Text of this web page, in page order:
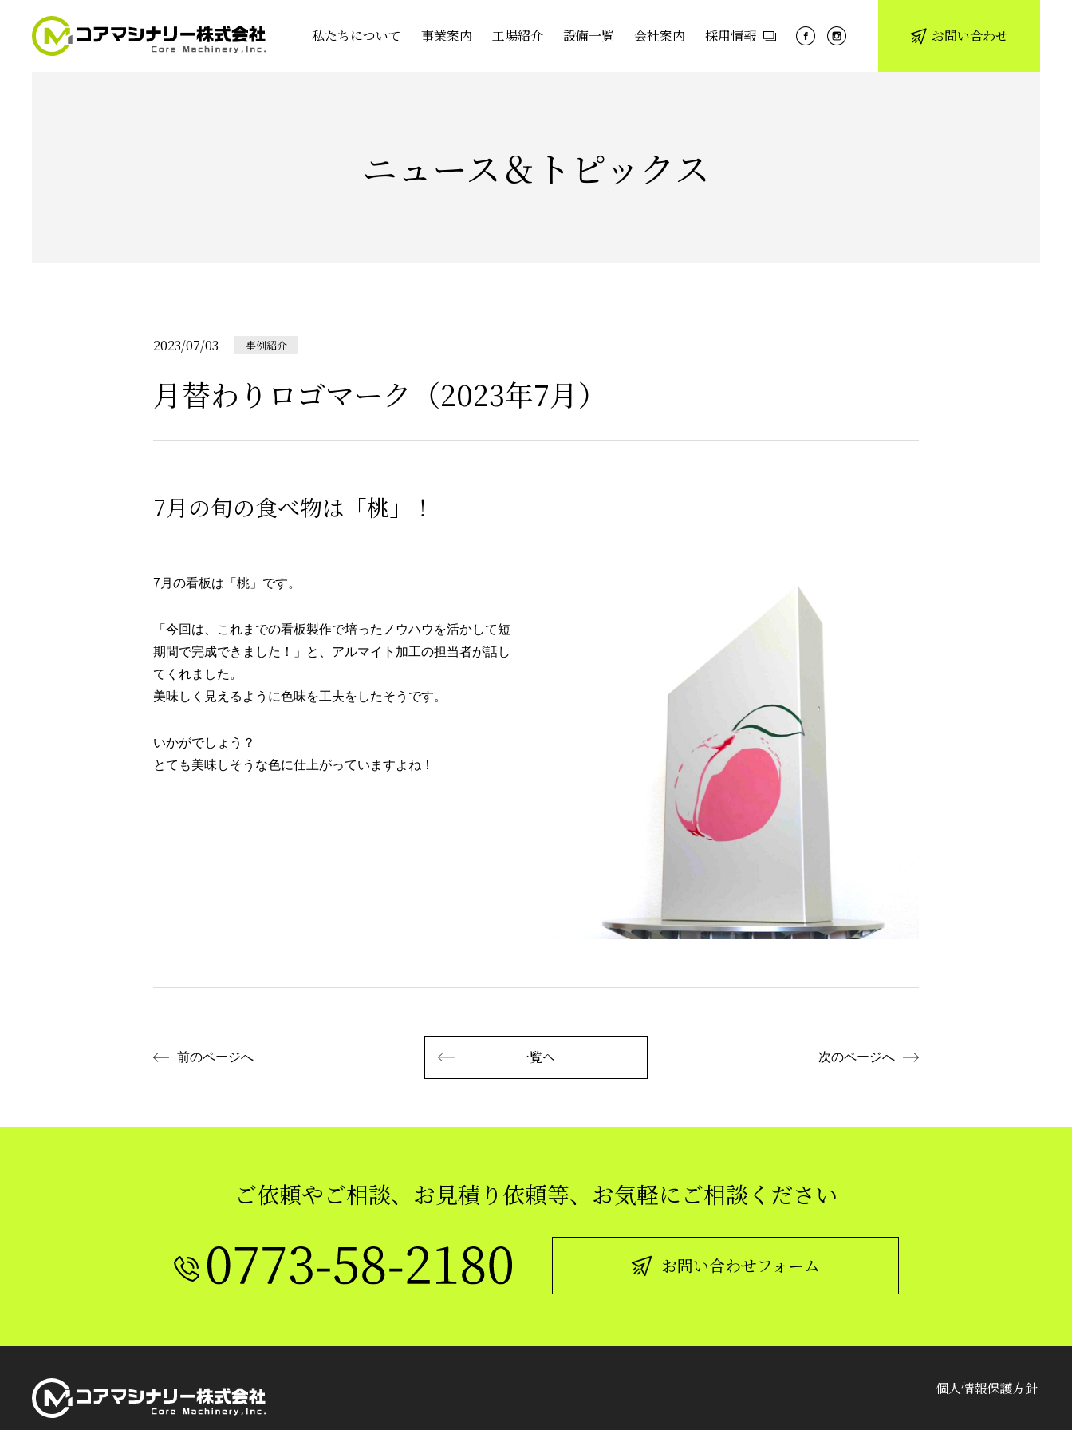
私たちについて 事業案内 工場紹介 設備一覧 会社案内 採用情報 お問い合わせ
ニュース＆トピックス
2023/07/03 事例紹介
月替わりロゴマーク（2023年7月）
7月の旬の食べ物は「桃」！
7月の看板は「桃」です。
「今回は、これまでの看板製作で培ったノウハウを活かして短
期間で完成できました！」と、アルマイト加工の担当者が話し
てくれました。
美味しく見えるように色味を工夫をしたそうです。
いかがでしょう？
とても美味しそうな色に仕上がっていますよね！
前のページへ 一覧へ 次のページへ
ご依頼やご相談、お見積り依頼等、 お気軽にご相談ください
お問い合わせフォーム
個人情報保護方針